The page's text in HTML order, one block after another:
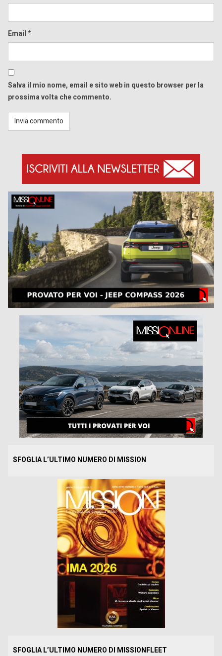
Email*
Salva il mio nome, email e sito web in questo browser per la
prossima volta che commento.
SFOGLIA L’ULTIMO NUMERO DI MISSION
SFOGLIA L’ULTIMO NUMERO DI MISSIONFLEET